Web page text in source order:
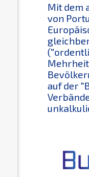
Mit dem
von
auf der